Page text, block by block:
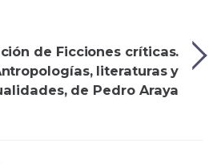
de Ficciones críticas.
literaturas y
de Pedro Araya